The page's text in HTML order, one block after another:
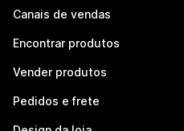
Canais de vendas
Encontrar produtos
Vender produtos
Pedidos e frete